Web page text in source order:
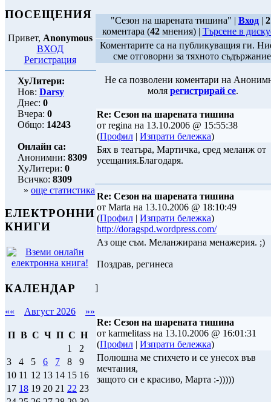
ПОСЕЩЕНИЯ
Привет, Anonymous
ВХОД
Регистрация
ХуЛитери:
Нов: Darsy
Днес: 0
Вчера: 0
Общо: 14243
Онлайн са:
Анонимни: 8309
ХуЛитери: 0
Всичко: 8309
» още статистика
ЕЛЕКТРОННИ
КНИГИ
КАЛЕНДАР
«« Август 2026 »»
П В С Ч П С Н
1
2
3
4 5 6 7 8
9
10 11 12 13 14 15 16
17 18 19 20 21 22 23
"Сезон на шарената тишина" | Вход |
коментара (42мнения) | Търсене в
Коментарите са на публикуващия ги.
сме отговорни за тяхното
Не са позволени коментари на
моля регистрирай се.
Re: Сезон на шарената тишина
от regina на 13.10.2006 @ 15:55:38
(Профил | Изпрати бележка)
Бях в театъра, Мартичка, сред меланж от
усещания.Благодаря.
Re: Сезон на шарената тишина
от Marta на 13.10.2006 @ 18:10:49
(Профил | Изпрати бележка)
http://doragspd.wordpress.com/
Аз още съм. Меланжирана менажерия. ;)
Поздрав, регинеса
]
Re: Сезон на шарената тишина
от karmelitass на 13.10.2006 @ 16:01:31
(Профил | Изпрати бележка)
Полюшна ме стихчето и се унесох във
мечтания,
защото си е красиво, Марта :-)))))